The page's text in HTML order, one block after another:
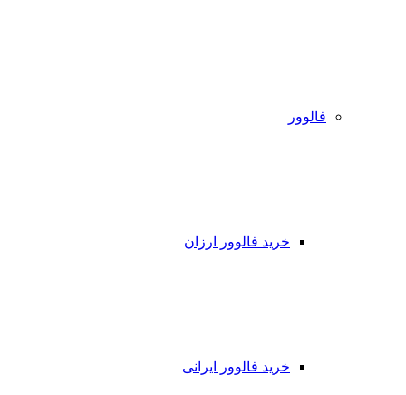
فالوور
خرید فالوور ارزان
خرید فالوور ایرانی